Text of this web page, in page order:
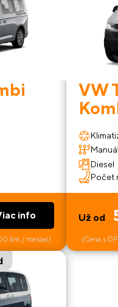
info
km / mesiac)
VW
Diesel
Počet
Už od
(Cena s